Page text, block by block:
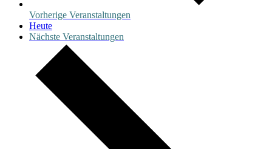
Vorherige Veranstaltungen
Heute
Nächste Veranstaltungen